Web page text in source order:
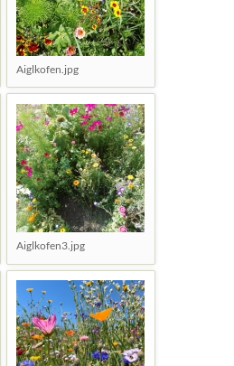
Aiglkofen.jpg
Aiglkofen3.jpg